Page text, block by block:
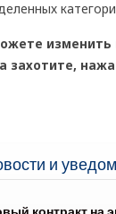
изменить
захотите,
и